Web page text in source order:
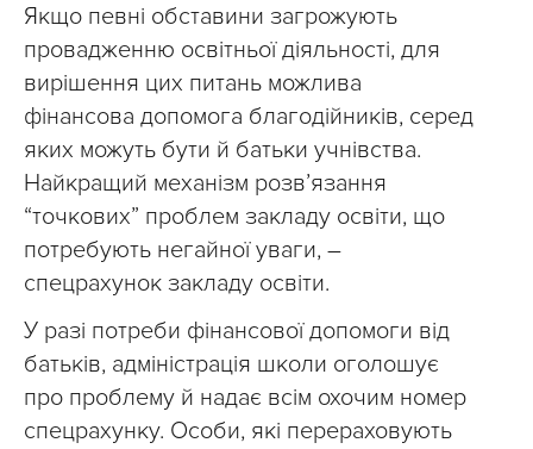
Якщо певні обставини загрожують
провадженню освітньої діяльності, для
вирішення цих питань можлива
фінансова допомога благодійників, серед
яких можуть бути й батьки учнівства.
Найкращий механізм розв’язання
“точкових” проблем закладу освіти, що
потребують негайної уваги, –
спецрахунок закладу освіти.
У разі потреби фінансової допомоги від
батьків, адміністрація школи оголошує
про проблему й надає всім охочим номер
спецрахунку. Особи, які перераховують